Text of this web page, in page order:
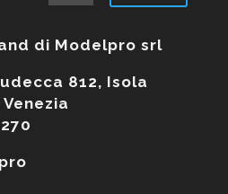
di Modelpro srl
812, Isola